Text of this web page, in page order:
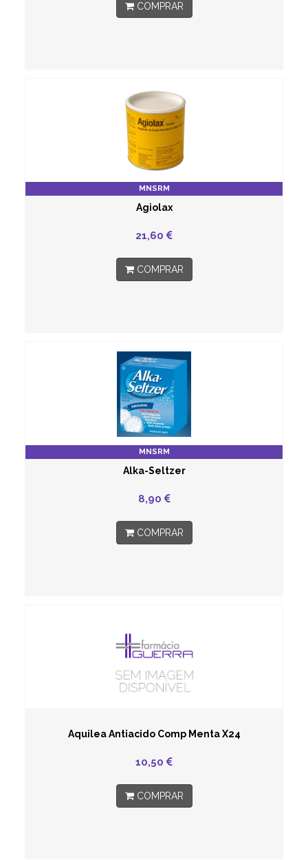
COMPRAR
MNSRM
Agiolax
21,60
COMPRAR
MNSRM
Alka-Seltzer
8,90
COMPRAR
Aquilea Antiacido Comp Menta X24
10,50
COMPRAR